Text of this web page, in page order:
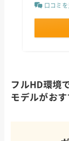
口コミを
フルHD環境
モデルがおす